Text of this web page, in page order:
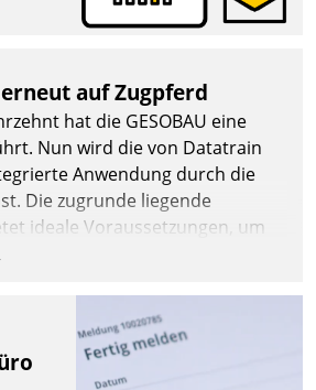
bei
auf Zugpferd
hat die GESOBAU eine
Nun wird die von Datatrain
Anwendung durch die
Die zugrunde liegende
ideale Voraussetzungen, um
App zu erweitern und weitere